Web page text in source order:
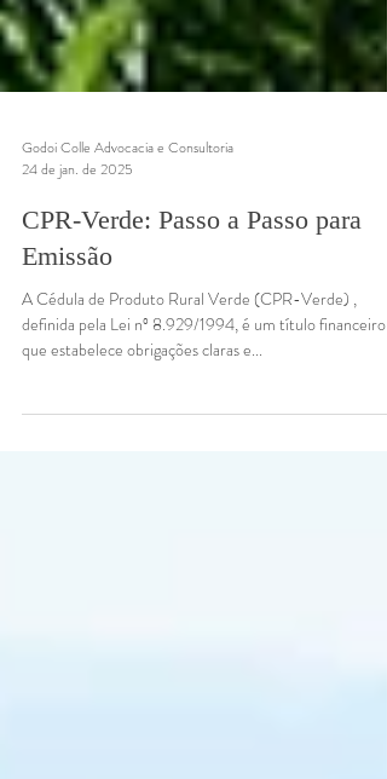
Godoi Colle Advocacia e Consultoria
24 de jan. de 2025
CPR-Verde: Passo a Passo para
Emissão
definida pela Lei nº 8.929/1994, é um título financeiro